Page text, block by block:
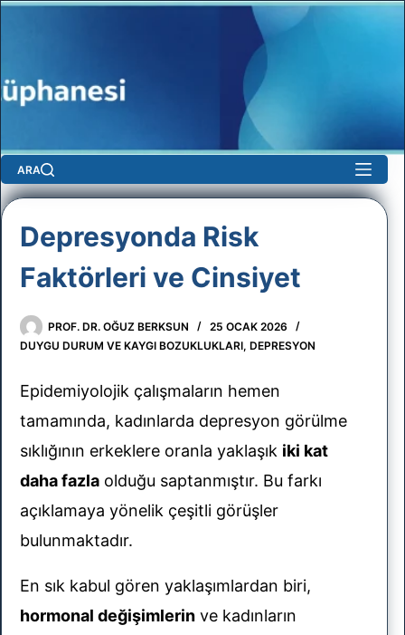
Skip
results
ARA
Depresyonda Risk
Faktörleri ve Cinsiyet
PROF. DR. OĞUZ BERKSUN
25 OCAK 2026
DUYGU DURUM VE KAYGI BOZUKLUKLARI, DEPRESYON
Epidemiyolojik çalışmaların hemen
tamamında, kadınlarda depresyon görülme
sıklığının erkeklere oranla yaklaşık iki kat
daha fazla olduğu saptanmıştır. Bu farkı
açıklamaya yönelik çeşitli görüşler
bulunmaktadır.
En sık kabul gören yaklaşımlardan biri,
hormonal değişimlerin ve kadınların